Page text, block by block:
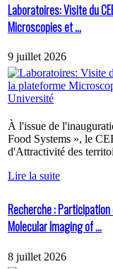
Laboratoires: Visite du
Microscopies et ...
9 juillet 2026
À l'issue de
Food Systems », le
d'Attractivité des
Lire la suite
Recherche : Participation
Molecular Imaging of ...
8 juillet 2026